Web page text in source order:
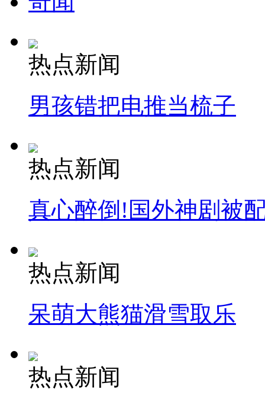
热点新闻
男孩错把电推当梳子
热点新闻
真心醉倒!国外神剧被
热点新闻
呆萌大熊猫滑雪取乐
热点新闻